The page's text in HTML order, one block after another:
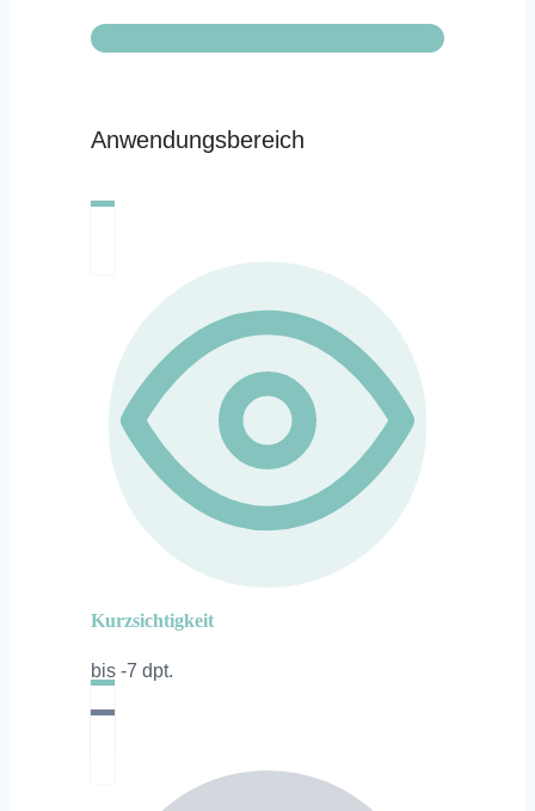
Anwendungsbereich
Kurzsichtigkeit
bis -7 dpt.